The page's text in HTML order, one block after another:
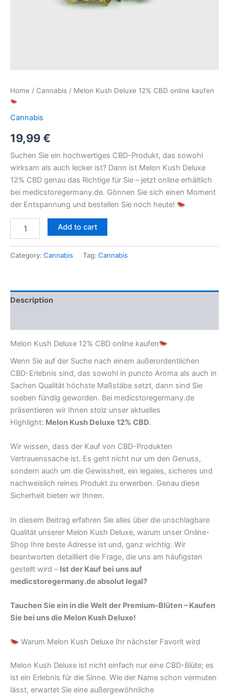
Home / Cannabis / Melon Kush Deluxe 12% CBD online kaufen
Cannabis
19,99€
Suchen Sie ein hochwertiges CBD-Produkt, das sowohl
wirksam als auch lecker ist? Dann ist Melon Kush Deluxe
12% CBD genau das Richtige für Sie – jetzt online erhältlich
bei medicstoregermany.de. Gönnen Sie sich einen Moment
der Entspannung und bestellen Sie noch heute!
Add to cart
Category: Cannabis Tag: Cannabis
Description
Melon Kush Deluxe 12% CBD online kaufen
Wenn Sie auf der Suche nach einem außerordentlichen
CBD-Erlebnis sind, das sowohl in puncto Aroma als auch in
Sachen Qualität höchste Maßstäbe setzt, dann sind Sie
soeben fündig geworden. Bei medicstoregermany.de
präsentieren wir Ihnen stolz unser aktuelles
Highlight: Melon Kush Deluxe 12% CBD.
Wir wissen, dass der Kauf von CBD-Produkten
Vertrauenssache ist. Es geht nicht nur um den Genuss,
sondern auch um die Gewissheit, ein legales, sicheres und
nachweislich reines Produkt zu erwerben. Genau diese
Sicherheit bieten wir Ihnen.
In diesem Beitrag erfahren Sie alles über die unschlagbare
Qualität unserer Melon Kush Deluxe, warum unser Online-
Shop Ihre beste Adresse ist und, ganz wichtig: Wir
beantworten detailliert die Frage, die uns am häufigsten
gestellt wird – Ist der Kauf bei uns auf
medicstoregermany.de absolut legal?
Tauchen Sie ein in die Welt der Premium-Blüten – Kaufen
Sie bei uns die Melon Kush Deluxe!
Warum Melon Kush Deluxe Ihr nächster Favorit wird
Melon Kush Deluxe ist nicht einfach nur eine CBD-Blüte; es
ist ein Erlebnis für die Sinne. Wie der Name schon vermuten
lässt, erwartet Sie eine außergewöhnliche